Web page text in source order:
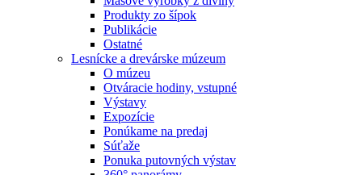
Produkty zo šípok
Publikácie
Ostatné
Lesnícke a drevárske múzeum
O múzeu
Otváracie hodiny, vstupné
Výstavy
Expozície
Ponúkame na predaj
Súťaže
Ponuka putovných výstav